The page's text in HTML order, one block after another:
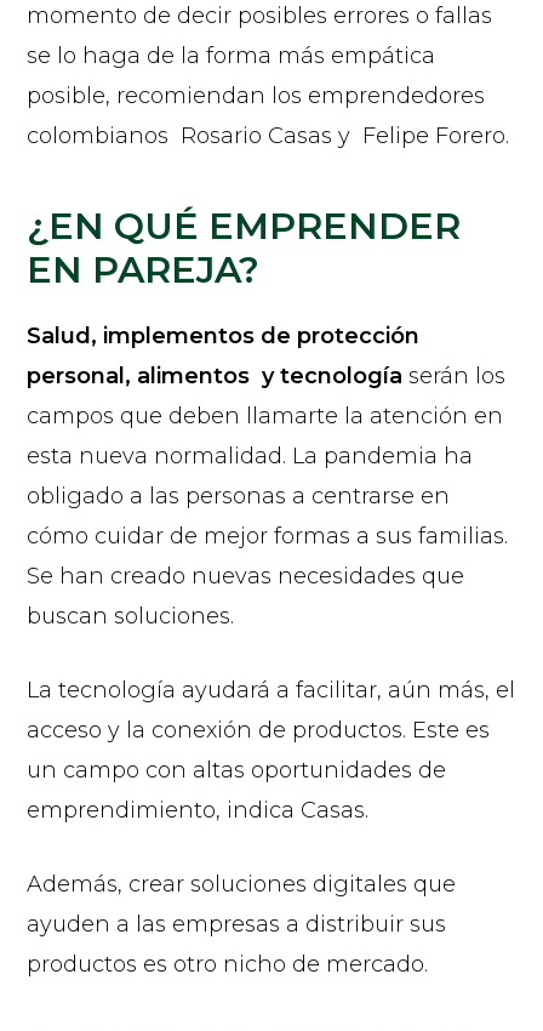
momento de decir posibles errores o fallas
se lo haga de la forma más empática
posible, recomiendan los emprendedores
colombianos Rosario Casas y Felipe Forero.
¿EN QUÉ EMPRENDER
EN PAREJA?
Salud, implementos de protección
personal, alimentos y tecnología serán los
campos que deben llamarte la atención en
esta nueva normalidad. La pandemia ha
obligado a las personas a centrarse en
cómo cuidar de mejor formas a sus familias.
Se han creado nuevas necesidades que
buscan soluciones.
La tecnología ayudará a facilitar, aún más, el
acceso y la conexión de productos. Este es
un campo con altas oportunidades de
emprendimiento, indica Casas.
Además, crear soluciones digitales que
ayuden a las empresas a distribuir sus
productos es otro nicho de mercado.